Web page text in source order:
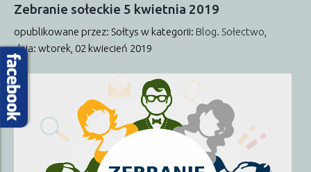
Zebranie sołeckie 5 kwietnia 2019
opublikowane przez: Sołtys w kategorii: Blog. Sołectwo
dnia: wtorek, 02 kwiecień 2019